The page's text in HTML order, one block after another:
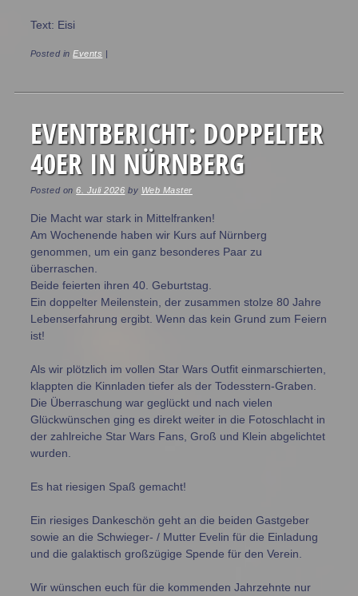
Text: Eisi
Posted inEvents |
EVENTBERICHT: DOPPELTER
40ER IN NÜRNBERG
Posted on6. Juli 2026 by Web Master
Die Macht war stark in Mittelfranken!
Am Wochenende haben wir Kurs auf Nürnberg
genommen, um ein ganz besonderes Paar zu
überraschen.
Beide feierten ihren 40. Geburtstag.
Ein doppelter Meilenstein, der zusammen stolze 80 Jahre
Lebenserfahrung ergibt. Wenn das kein Grund zum Feiern
ist!
Als wir plötzlich im vollen Star Wars Outfit einmarschierten,
klappten die Kinnladen tiefer als der Todesstern-Graben.
Die Überraschung war geglückt und nach vielen
Glückwünschen ging es direkt weiter in die Fotoschlacht in
der zahlreiche Star Wars Fans, Groß und Klein abgelichtet
wurden.
Es hat riesigen Spaß gemacht!
Ein riesiges Dankeschön geht an die beiden Gastgeber
sowie an die Schwieger- / Mutter Evelin für die Einladung
und die galaktisch großzügige Spende für den Verein.
Wir wünschen euch für die kommenden Jahrzehnte nur